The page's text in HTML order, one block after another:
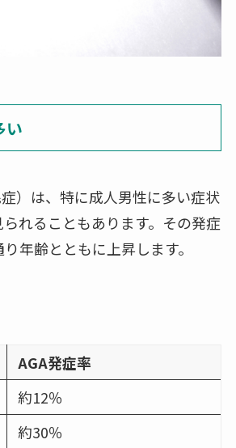
い
）は、特に成人男性に多い症状
れることもあります。その発症
年齢とともに上昇します。
AGA発症率
約12％
約30％